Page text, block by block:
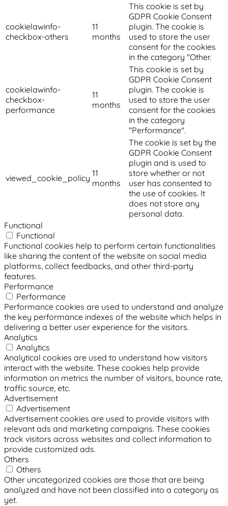
cookielawinfo-
checkbox-others
11
months
This cookie is set by
GDPR Cookie Consent
plugin. The cookie is
used to store the user
consent for the cookies
in the category "Other.
cookielawinfo-
checkbox-
performance
11
months
This cookie is set by
GDPR Cookie Consent
plugin. The cookie is
used to store the user
consent for the cookies
in the category
"Performance".
viewed_cookie_policy 11
months
The cookie is set by the
GDPR Cookie Consent
plugin and is used to
store whether or not
user has consented to
the use of cookies. It
does not store any
personal data.
Functional
Functional
Functional cookies help to perform certain functionalities
like sharing the content of the website on social media
platforms, collect feedbacks, and other third-party
features.
Performance
Performance
Performance cookies are used to understand and analyze
the key performance indexes of the website which helps in
delivering a better user experience for the visitors.
Analytics
Analytics
Analytical cookies are used to understand how visitors
interact with the website. These cookies help provide
information on metrics the number of visitors, bounce rate,
traffic source, etc.
Advertisement
Advertisement
Advertisement cookies are used to provide visitors with
relevant ads and marketing campaigns. These cookies
track visitors across websites and collect information to
provide customized ads.
Others
Others
Other uncategorized cookies are those that are being
analyzed and have not been classified into a category as
yet.